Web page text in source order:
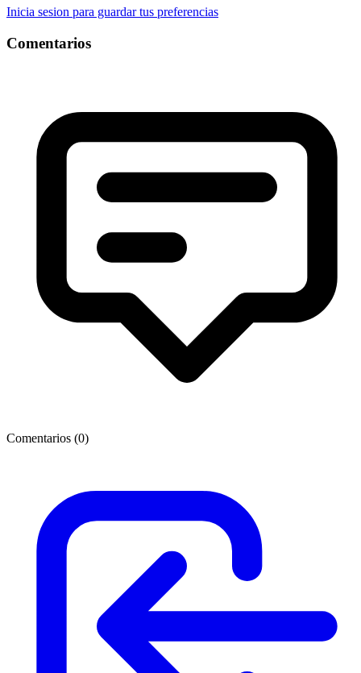
Inicia sesion para guardar tus preferencias
Comentarios
Comentarios (0)